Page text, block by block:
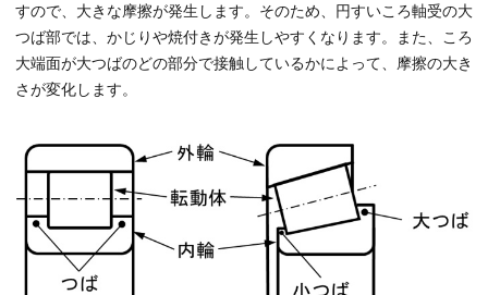
すので、大きな摩擦が発生します。そのため、円すいころ軸受の大
つば部では、かじりや焼付きが発生しやすくなります。また、ころ
大端面が大つばのどの部分で接触しているかによって、摩擦の大き
さが変化します。